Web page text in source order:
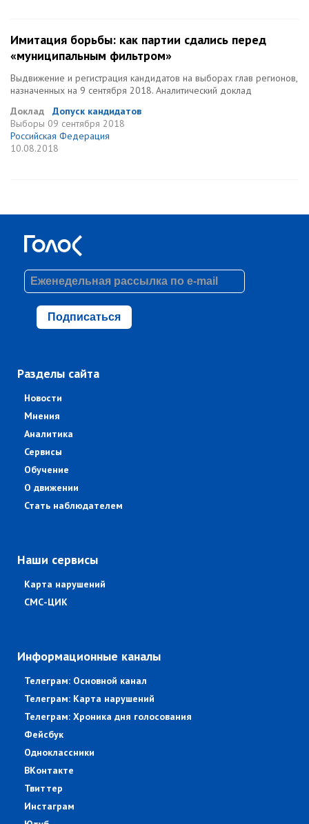
Имитация борьбы: как партии сдались перед
«муниципальным фильтром»
Выдвижение и регистрация кандидатов на выборах глав регионов,
назначенных на 9 сентября 2018. Аналитический доклад
Доклад
Допуск кандидатов
Выборы 09 сентября 2018
Российская Федерация
10.08.2018
Подписаться
Разделы сайта
Новости
Мнения
Аналитика
Сервисы
Обучение
О движении
Стать наблюдателем
Наши сервисы
Карта нарушений
СМС-ЦИК
Информационные каналы
Телеграм: Основной канал
Телеграм: Карта нарушений
Телеграм: Хроника дня голосования
Фейсбук
Одноклассники
ВКонтакте
Твиттер
Инстаграм